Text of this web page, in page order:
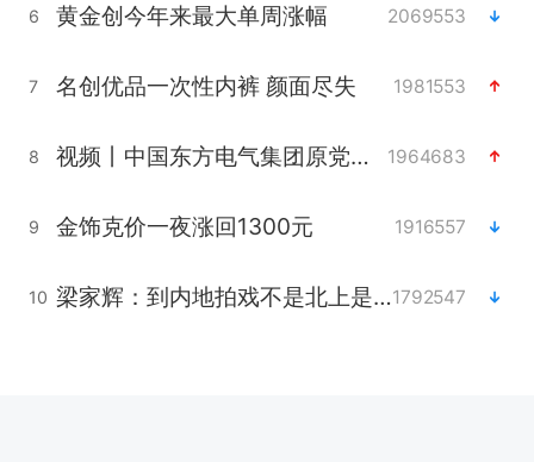
6 黄金创今年来最大单周涨幅 2069553
7 名创优品一次性内裤 颜面尽失 1981553
8 视频丨中国东方电气集团原党组副书记、董事宋致远被查 1964683
9 金饰克价一夜涨回1300元 1916557
10 梁家辉：到内地拍戏不是北上是回归1792547